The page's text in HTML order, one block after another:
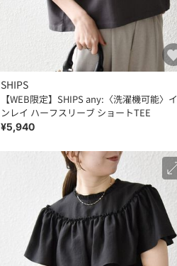
SHIPS
【WEB限定】SHIPS any:〈洗濯機可能〉イ
ンレイ ハーフスリーブ ショートTEE
¥5,940